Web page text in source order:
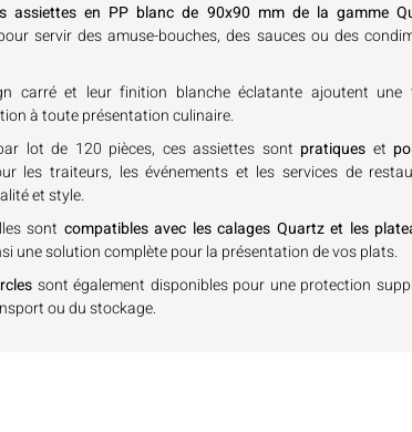
assiettes en PP blanc de 90x90 mm de la gamme
servir des amuse-bouches, des sauces ou des
carré et leur finition blanche éclatante ajoutent une
à toute présentation culinaire.
lot de 120 pièces, ces assiettes sont pratiques et
les traiteurs, les événements et les services de
et style.
sont compatibles avec les calages Quartz et les
une solution complète pour la présentation de vos plats.
sont également disponibles pour une protection
ou du stockage.